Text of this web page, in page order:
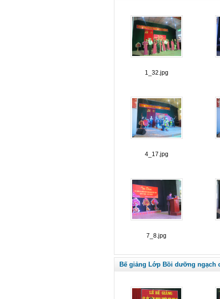
1_32.jpg
4_17.jpg
7_8.jpg
Bế giảng Lớp Bồi dưỡng ngạch